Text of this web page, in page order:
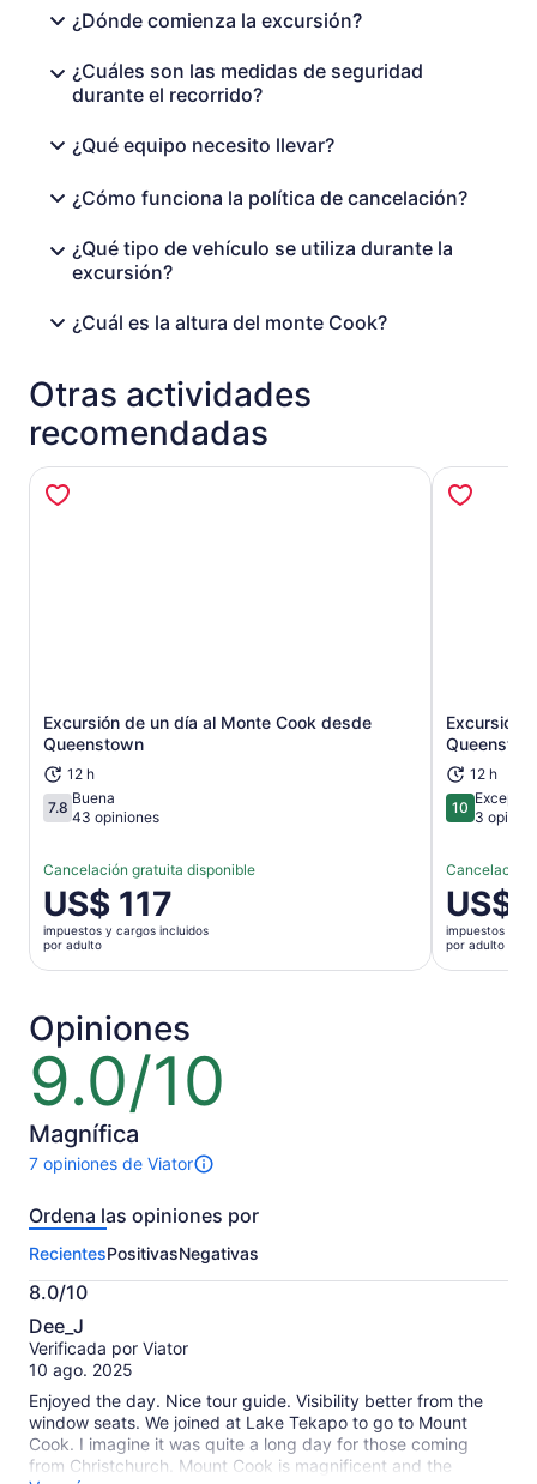
¿Dónde comienza la excursión?
¿Cuáles son las medidas de seguridad
durante el recorrido?
¿Qué equipo necesito llevar?
¿Cómo funciona la política de cancelación?
¿Qué tipo de vehículo se utiliza durante la
excursión?
¿Cuál es la altura del monte Cook?
Otras actividades
recomendadas
Excursión de un día al Monte Cook desde
Queenstown
12 h
7.87.8 de 10
Buena
43 opiniones
Cancelación gratuita disponible
El
precio
es
de
por
adulto
US$ 117
impuestos y cargos incluidos
por adulto
Se abrirá en una nueva pestaña
Excursión
12 h
1010 de 10
3
Cancelación
El
precio
es
de
US$
impuestos y
por adulto
Opiniones
9.0/10
9.0
de
10
Magnífica
7 opiniones de Viator
7
sobre
actividad.
Más
información
sobre
las
opiniones
Ordena las opiniones por
RecientesPositivasNegativas
8.0/10
8.0
de
10
Dee_J
Verificada por Viator
10 ago. 2025
Enjoyed the day. Nice tour guide. Visibility better from the
window seats. We joined at Lake Tekapo to go to Mount
Cook. I imagine it was quite a long day for those coming
from Christchurch. Mount Cook is magnificent and the